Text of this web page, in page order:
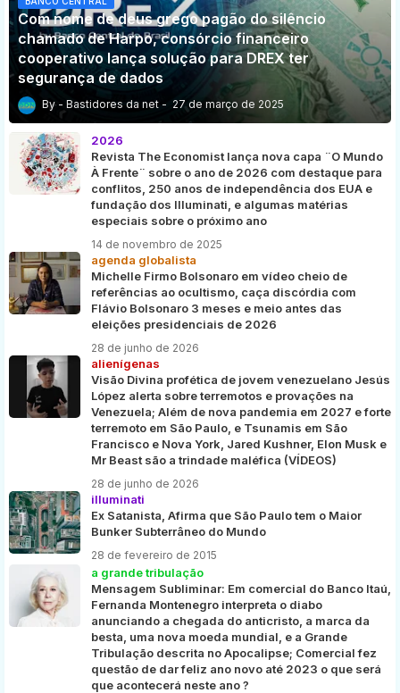
Com nome de deus grego pagão do silêncio
chamado de Harpo, consórcio financeiro
cooperativo lança solução para DREX ter
segurança de dados
Bastidores da net 27 de março de 2025
2026
Revista The Economist lança nova capa ¨O Mundo
À Frente¨ sobre o ano de 2026 com destaque para
conflitos, 250 anos de independência dos EUA e
fundação dos Illuminati, e algumas matérias
especiais sobre o próximo ano
14 de novembro de 2025
agenda globalista
Michelle Firmo Bolsonaro em vídeo cheio de
referências ao ocultismo, caça discórdia com
Flávio Bolsonaro 3 meses e meio antes das
eleições presidenciais de 2026
28 de junho de 2026
alienígenas
Visão Divina profética de jovem venezuelano Jesús
López alerta sobre terremotos e provações na
Venezuela; Além de nova pandemia em 2027 e forte
terremoto em São Paulo, e Tsunamis em São
Francisco e Nova York, Jared Kushner, Elon Musk e
Mr Beast são a trindade maléfica (VÍDEOS)
28 de junho de 2026
illuminati
Ex Satanista, Afirma que São Paulo tem o Maior
Bunker Subterrâneo do Mundo
28 de fevereiro de 2015
a grande tribulação
Mensagem Subliminar: Em comercial do Banco Itaú,
Fernanda Montenegro interpreta o diabo
anunciando a chegada do anticristo, a marca da
besta, uma nova moeda mundial, e a Grande
Tribulação descrita no Apocalipse; Comercial fez
questão de dar feliz ano novo até 2023 o que será
que acontecerá neste ano ?